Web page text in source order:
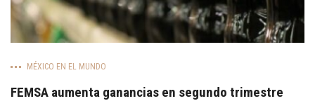
MÉXICO EN EL MUNDO
FEMSA aumenta ganancias en segundo trimestre